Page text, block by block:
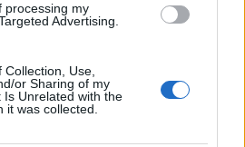
processing my
Advertising.
Use,
or Sharing of my
Is Unrelated with the
it was collected.
intézkedünk a jogtalan
színdarab-bemutatás,
jogsértések tárgyában. Ezen
korlátozzák Csurka